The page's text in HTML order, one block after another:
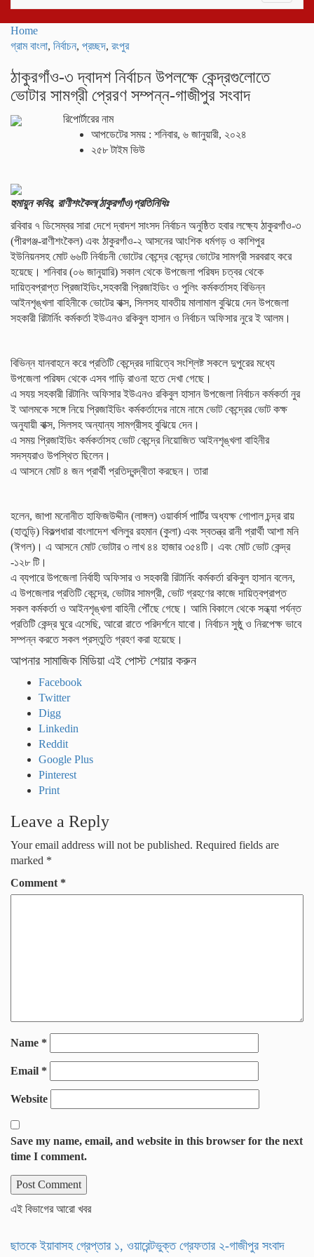
Home
গ্রাম বাংলা, নির্বাচন, প্রচ্ছদ, রংপুর
ঠাকুরগাঁও-৩ দ্বাদশ নির্বাচন উপলক্ষে কেন্দ্রগুলোতে
ভোটার সামগ্রী প্রেরণ সম্পন্ন-গাজীপুর সংবাদ
রিপোর্টারের নাম
আপডেটের সময় : শনিবার, ৬ জানুয়ারী, ২০২৪
২৫৮ টাইম ভিউ
হুমায়ুন কবির, রাণীশংকৈল(ঠাকুরগাঁও)প্রতিনিধিঃ
রবিবার ৭ ডিসেম্বর সারা দেশে দ্বাদশ সাংসদ নির্বাচন অনুষ্ঠিত হবার লক্ষ্যে ঠাকুরগাঁও-৩
(পীরগঞ্জ-রাণীশংকৈল) এবং ঠাকুরগাঁও-২ আসনের আংশিক ধর্মগড় ও কাশিপুর
ইউনিয়নসহ মোট ৬৬টি নির্বাচনী ভোটের কেন্দ্রে কেন্দ্রে ভোটের সামগ্রী সরবরাহ করে
হয়েছে। শনিবার (০৬ জানুয়ারি) সকাল থেকে উপজেলা পরিষদ চত্বর থেকে
দায়িত্বপ্রাপ্ত প্রিজাইডিং,সহকারী প্রিজাইডিং ও পুলিং কর্মকর্তাসহ বিভিন্ন
আইনশৃঙ্খলা বাহিনীকে ভোটের বাক্স, সিলসহ যাবতীয় মালামাল বুঝিয়ে দেন উপজেলা
সহকারী রিটার্নিং কর্মকর্তা ইউএনও রকিবুল হাসান ও নির্বাচন অফিসার নুরে ই আলম।
বিভিন্ন যানবাহনে করে প্রতিটি কেন্দ্রের দায়িত্বে সংশ্লিষ্ট সকলে দুপুরের মধ্যে
উপজেলা পরিষদ থেকে এসব গাড়ি রাওনা হতে দেখা গেছে।
এ সযয় সহকারী রিটানিং অফিসার ইউএনও রকিবুল হাসান উপজেলা নির্বাচন কর্মকর্তা নুর
ই আলমকে সঙ্গে নিয়ে প্রিজাইডিং কর্মকর্তাদের নামে নামে ভোট কেন্দ্রের ভোট কক্ষ
অনুযায়ী বাক্স, সিলসহ অন্যান্য সামগ্রীসহ বুঝিয়ে দেন।
এ সময় প্রিজাইডিং কর্মকর্তাসহ ভোট কেন্দ্রে নিয়োজিত আইনশৃঙ্খলা বাহিনীর
সদস্যরাও উপস্থিত ছিলেন।
এ আসনে মোট ৪ জন প্রার্থী প্রতিদ্বন্দ্বীতা করছেন। তারা
হলেন, জাপা মনোনীত হাফিজউদ্দীন (লাঙ্গল) ওয়ার্কার্স পার্টির অধ্যক্ষ গোপাল চন্দ্র রায়
(হাতুড়ি) বিকল্পধারা বাংলাদেশ খলিলুর রহমান (কুলা) এবং স্বতন্ত্র রানী প্রার্থী আশা মনি
(ঈগল)। এ আসনে মোট ভোটার ৩ লাখ ৪৪ হাজার ৩৫৪টি। এবং মোট ভোট কেন্দ্র
-১২৮ টি।
এ ব্যপারে উপজেলা নির্বাহী অফিসার ও সহকারী রিটার্নিং কর্মকর্তা রকিবুল হাসান বলেন,
এ উপজেলার প্রতিটি কেন্দ্রে, ভোটার সামগ্রী, ভোট গ্রহণের কাজে দায়িত্বপ্রাপ্ত
সকল কর্মকর্তা ও আইনশৃঙ্খলা বাহিনী পৌঁছে গেছে। আমি বিকালে থেকে সন্ধ্যা পর্যন্ত
প্রতিটি কেন্দ্র ঘুরে এসেছি, আরো রাতে পরিদর্শনে যাবো। নির্বাচন সুষ্ঠু ও নিরপেক্ষ ভাবে
সম্পন্ন করতে সকল প্রস্তুতি গ্রহণ করা হয়েছে।
আপনার সামাজিক মিডিয়া এই পোস্ট শেয়ার করুন
Facebook
Twitter
Digg
Linkedin
Reddit
Google Plus
Pinterest
Print
Leave a Reply
Your email address will not be published. Required fields are
marked *
Comment *
Name *
Email *
Website
Save my name, email, and website in this browser for the next
time I comment.
এই বিভাগের আরো খবর
ছাতকে ইয়াবাসহ গ্রেপ্তার ১, ওয়ারেন্টভুক্ত গ্রেফতার ২-গাজীপুর সংবাদ